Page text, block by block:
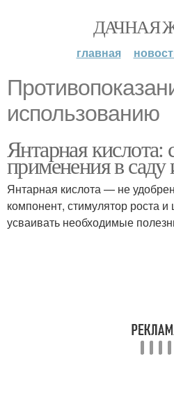
ДАЧНАЯ
главная
использованию
Янтарная кислота:
применения в саду
Янтарная кислота — не
компонент, стимулятор роста
усваивать необходимые